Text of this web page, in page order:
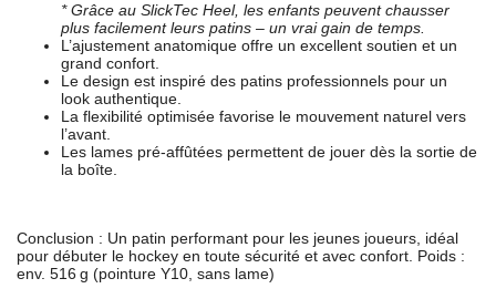
* Grâce au SlickTec Heel, les enfants peuvent chausser
plus facilement leurs patins – un vrai gain de temps.
L’ajustement anatomique offre un excellent soutien et un
grand confort.
Le design est inspiré des patins professionnels pour un
look authentique.
La flexibilité optimisée favorise le mouvement naturel vers
l’avant.
Les lames pré-affûtées permettent de jouer dès la sortie de
la boîte.
Conclusion : Un patin performant pour les jeunes joueurs, idéal
pour débuter le hockey en toute sécurité et avec confort. Poids :
env. 516 g (pointure Y10, sans lame)